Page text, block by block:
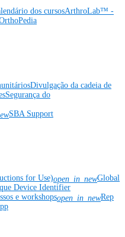
dos cursosArthroLab™ -
Divulgação da cadeia de
Segurança do
SBA Support
for Use)open_in_newGlobal
Device Identifier
e workshopsopen_in_newRep